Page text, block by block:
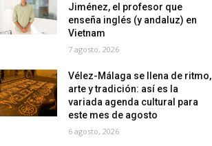
Jiménez, el profesor que
enseña inglés (y andaluz) en
Vietnam
7 agosto, 2026
Vélez-Málaga se llena de ritmo,
arte y tradición: así es la
variada agenda cultural para
este mes de agosto
6 agosto, 2026